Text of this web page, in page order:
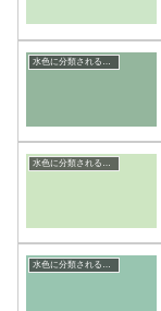
水色に分類される色一覧
水色に分類される色一覧